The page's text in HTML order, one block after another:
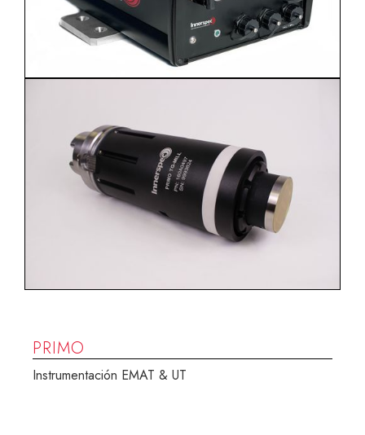
PRIMO
Instrumentación EMAT & UT